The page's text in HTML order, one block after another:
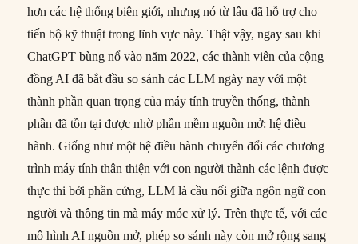
hơn các hệ thống biên giới, nhưng nó từ lâu đã hỗ trợ cho
tiến bộ kỹ thuật trong lĩnh vực này. Thật vậy, ngay sau khi
ChatGPT bùng nổ vào năm 2022, các thành viên của cộng
đồng AI đã bắt đầu so sánh các LLM ngày nay với một
thành phần quan trọng của máy tính truyền thống, thành
phần đã tồn tại được nhờ phần mềm nguồn mở: hệ điều
hành. Giống như một hệ điều hành chuyển đổi các chương
trình máy tính thân thiện với con người thành các lệnh được
thực thi bởi phần cứng, LLM là cầu nối giữa ngôn ngữ con
người và thông tin mà máy móc xử lý. Trên thực tế, với các
mô hình AI nguồn mở, phép so sánh này còn mở rộng sang